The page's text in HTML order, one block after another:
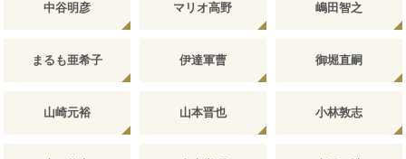
中谷明彦 マリオ高野 嶋田智之
まるも亜希子 伊達軍曹 御堀直嗣
山崎元裕 山本晋也 小林敦志